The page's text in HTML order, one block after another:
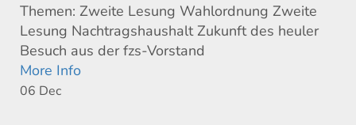
Themen: Zweite Lesung Wahlordnung Zweite
Lesung Nachtragshaushalt Zukunft des heuler
Besuch aus der fzs-Vorstand
More Info
06 Dec